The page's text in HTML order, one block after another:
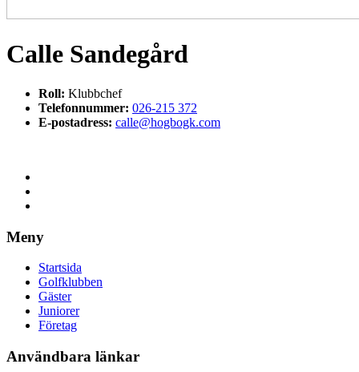
Calle Sandegård
Roll: Klubbchef
Telefonnummer: 026-215 372
E-postadress: calle@hogbogk.com
Meny
Startsida
Golfklubben
Gäster
Juniorer
Företag
Användbara länkar